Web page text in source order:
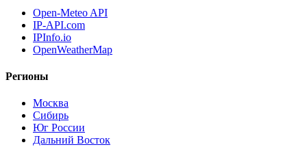
Open-Meteo API
IP-API.com
IPInfo.io
OpenWeatherMap
Регионы
Москва
Сибирь
Юг России
Дальний Восток